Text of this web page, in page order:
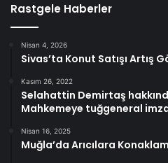
Rastgele Haberler
Nisan 4, 2026
Sivas’ta Konut Satışı Artış
Kasım 26, 2022
Selahattin Demirtaş
Mahkemeye tuğgeneral
Nisan 16, 2025
Muğla’da Arıcılara